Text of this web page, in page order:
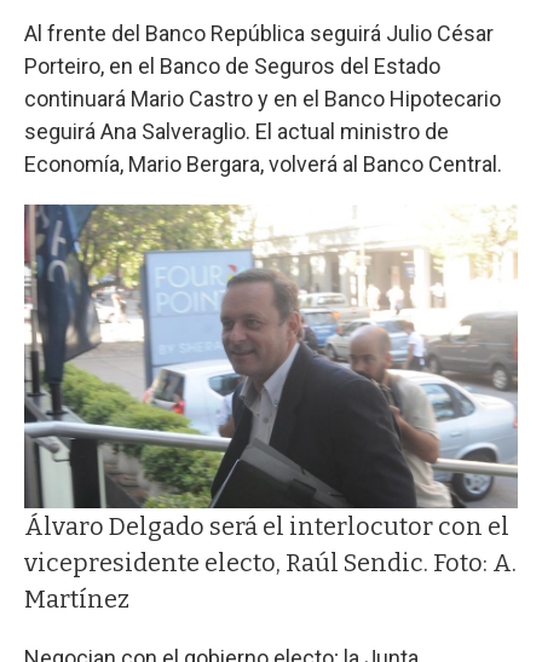
Al frente del Banco República seguirá Julio César
Porteiro, en el Banco de Seguros del Estado
continuará Mario Castro y en el Banco Hipotecario
seguirá Ana Salveraglio. El actual ministro de
Economía, Mario Bergara, volverá al Banco Central.
Álvaro Delgado será el interlocutor con el
vicepresidente electo, Raúl Sendic. Foto: A.
Martínez